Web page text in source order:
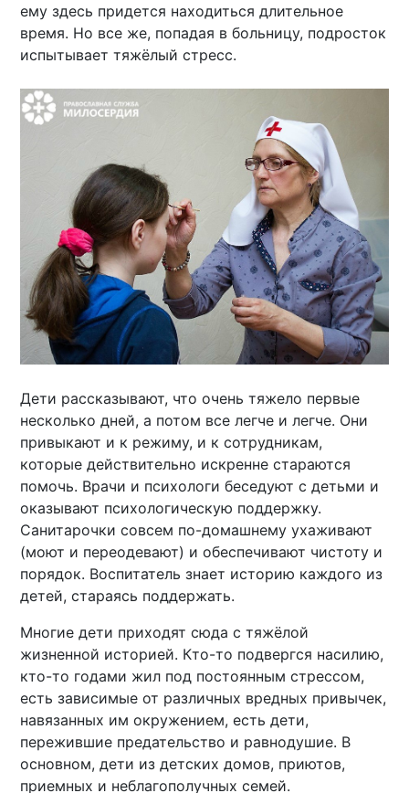
ему здесь придется находиться длительное
время. Но все же, попадая в больницу, подросток
испытывает тяжёлый стресс.
Дети рассказывают, что очень тяжело первые
несколько дней, а потом все легче и легче. Они
привыкают и к режиму, и к сотрудникам,
которые действительно искренне стараются
помочь. Врачи и психологи беседуют с детьми и
оказывают психологическую поддержку.
Санитарочки совсем по-домашнему ухаживают
(моют и переодевают) и обеспечивают чистоту и
порядок. Воспитатель знает историю каждого из
детей, стараясь поддержать.
Многие дети приходят сюда с тяжёлой
жизненной историей. Кто-то подвергся насилию,
кто-то годами жил под постоянным стрессом,
есть зависимые от различных вредных привычек,
навязанных им окружением, есть дети,
пережившие предательство и равнодушие. В
основном, дети из детских домов, приютов,
приемных и неблагополучных семей.